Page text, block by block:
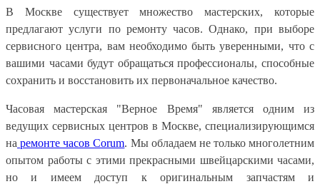
В Москве существует множество мастерских, которые
предлагают услуги по ремонту часов. Однако, при выборе
сервисного центра, вам необходимо быть уверенными, что с
вашими часами будут обращаться профессионалы, способные
сохранить и восстановить их первоначальное качество.
Часовая мастерская "Верное Время" является одним из
ведущих сервисных центров в Москве, специализирующимся
на ремонте часов Corum. Мы обладаем не только многолетним
опытом работы с этими прекрасными швейцарскими часами,
но и имеем доступ к оригинальным запчастям и